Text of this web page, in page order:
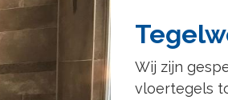
Wij zijn
vloertegels